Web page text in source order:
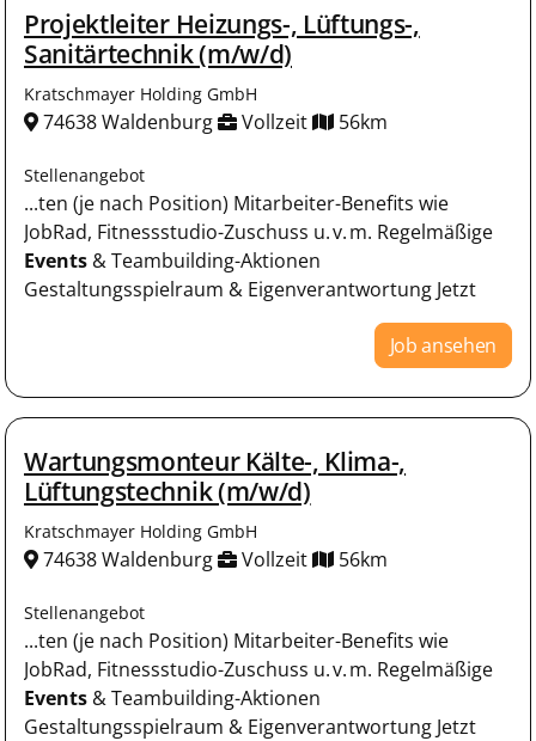
Projektleiter Heizungs-, Lüftungs-,
Sanitärtechnik (m/w/d)
Kratschmayer Holding GmbH
74638 Waldenburg Vollzeit 56km
Stellenangebot
...ten (je nach Position) Mitarbeiter-Benefits wie
JobRad, Fitnessstudio-Zuschuss u. v. m. Regelmäßige
Events & Teambuilding-Aktionen
Gestaltungsspielraum & Eigenverantwortung Jetzt
Job ansehen
Wartungsmonteur Kälte-, Klima-,
Lüftungstechnik (m/w/d)
Kratschmayer Holding GmbH
74638 Waldenburg Vollzeit 56km
Stellenangebot
...ten (je nach Position) Mitarbeiter-Benefits wie
JobRad, Fitnessstudio-Zuschuss u. v. m. Regelmäßige
Events & Teambuilding-Aktionen
Gestaltungsspielraum & Eigenverantwortung Jetzt